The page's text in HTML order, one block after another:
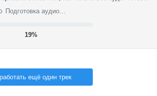
Подготовка аудио…
20%
ещё один трек